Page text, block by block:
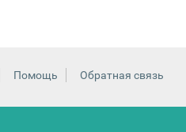
Помощь Обратная связь